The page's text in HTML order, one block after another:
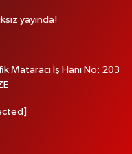
yayında!
Mataracı İş Hanı No: 203